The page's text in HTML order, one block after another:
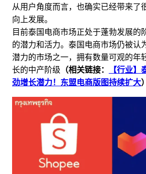
从用户角度而言，也确实已经带来了
向上发展。
目前泰国电商市场正处于蓬勃发展的
的潜力和活力。泰国电商市场仍被认
潜力的市场之一，拥有数量可观的年
长的中产阶级 （相关链接：
【行业
劲增长潜力！东盟电商版图持续扩大）